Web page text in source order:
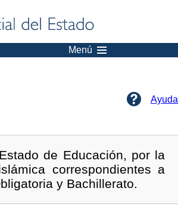
Menú
Ayuda
de Educación, por la
correspondientes a
y Bachillerato.